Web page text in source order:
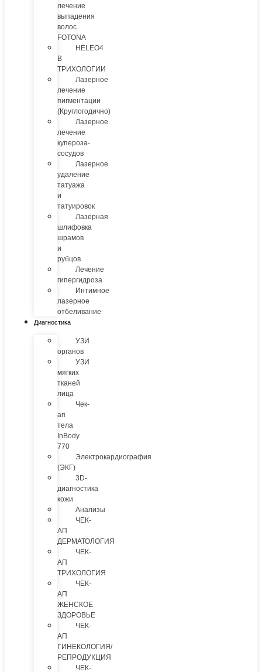
лечение
выпадения
волос
FOTONA
HELEO4
В
ТРИХОЛОГИИ
Лазерное
лечение
пигментации
(Круглогодично)
Лазерное
лечение
купероза-
сосудов
Лазерное
удаление
татуажа
и
татуировок
Лазерная
шлифовка
шрамов
и
рубцов
Лечение
гипергидроза
Интимное
лазерное
отбеливание
Диагностика
УЗИ
органов
УЗИ
мягких
тканей
лица
Чек-
ап
тела
InBody
770
Электрокардиография
(ЭКГ)
3D-
диагностика
кожи
Анализы
ЧЕК-
АП
ДЕРМАТОЛОГИЯ
ЧЕК-
АП
ТРИХОЛОГИЯ
ЧЕК-
АП
ЖЕНСКОЕ
ЗДОРОВЬЕ
ЧЕК-
АП
ГИНЕКОЛОГИЯ/
РЕПРОДУКЦИЯ
ЧЕК-